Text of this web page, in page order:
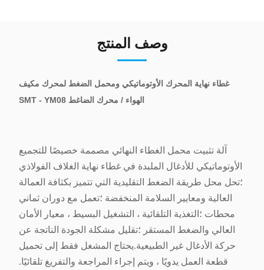
وصف المنتج
غطاء نهاية المحرك الأوتوماتيكي ومحمل الضغط لمحرك مكيف
الهواء / محرك الضاغط SMT - YM08
آلة تثبيت محمل الغطاء النهائي مصممة خصيصًا للتجميع
الأوتوماتيكي للأدغال الملبدة في غطاء نهاية الغلاف الفولاذي
؛تحل محل طريقة الضغط التقليدية التي تتميز بكثافة العمالة
العالية ومعايير السلامة المنخفضة ؛تعمل مع دوران ثماني
محطات ؛التغذية التلقائية ، التشغيل البسيط ، معيار الأمان
العالي والضغط المستقر ؛تقليل مشكلة الجودة الناتجة عن
حركة الأدغال غير الطبيعية.يحتاج المشغل فقط إلى تحميل
قطعة العمل يدويًا ، ويتم إجراء المراجعة والتفريغ تلقائيًا.